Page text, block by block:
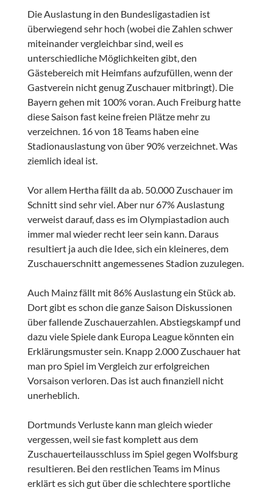
Die Auslastung in den Bundesligastadien ist
überwiegend sehr hoch (wobei die Zahlen schwer
miteinander vergleichbar sind, weil es
unterschiedliche Möglichkeiten gibt, den
Gästebereich mit Heimfans aufzufüllen, wenn der
Gastverein nicht genug Zuschauer mitbringt). Die
Bayern gehen mit 100% voran. Auch Freiburg hatte
diese Saison fast keine freien Plätze mehr zu
verzeichnen. 16 von 18 Teams haben eine
Stadionauslastung von über 90% verzeichnet. Was
ziemlich ideal ist.
Vor allem Hertha fällt da ab. 50.000 Zuschauer im
Schnitt sind sehr viel. Aber nur 67% Auslastung
verweist darauf, dass es im Olympiastadion auch
immer mal wieder recht leer sein kann. Daraus
resultiert ja auch die Idee, sich ein kleineres, dem
Zuschauerschnitt angemessenes Stadion zuzulegen.
Auch Mainz fällt mit 86% Auslastung ein Stück ab.
Dort gibt es schon die ganze Saison Diskussionen
über fallende Zuschauerzahlen. Abstiegskampf und
dazu viele Spiele dank Europa League könnten ein
Erklärungsmuster sein. Knapp 2.000 Zuschauer hat
man pro Spiel im Vergleich zur erfolgreichen
Vorsaison verloren. Das ist auch finanziell nicht
unerheblich.
Dortmunds Verluste kann man gleich wieder
vergessen, weil sie fast komplett aus dem
Zuschauerteilausschluss im Spiel gegen Wolfsburg
resultieren. Bei den restlichen Teams im Minus
erklärt es sich gut über die schlechtere sportliche